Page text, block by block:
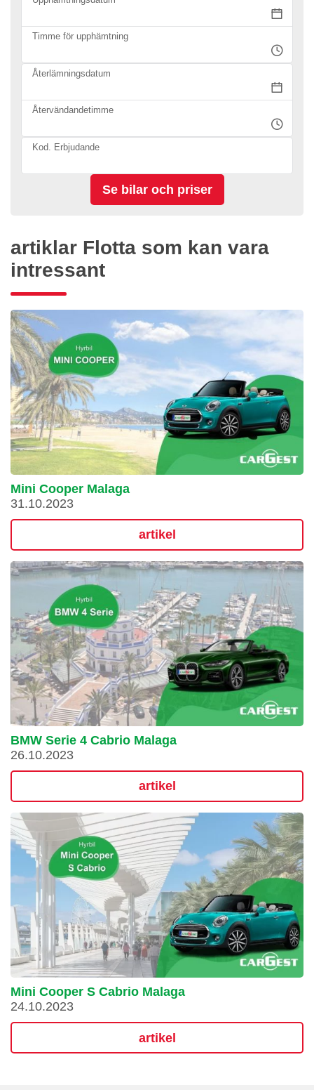
Timme för upphämtning
Återlämningsdatum
Återvändandetimme
Kod. Erbjudande
artiklar Flotta som kan vara
intressant
Mini Cooper Malaga
31.10.2023
artikel
BMW Serie 4 Cabrio Malaga
26.10.2023
artikel
Mini Cooper S Cabrio Malaga
24.10.2023
artikel